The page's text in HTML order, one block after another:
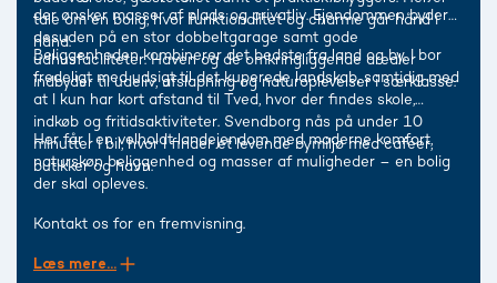
tale om en bolig, hvor funktionalitet og charme går hånd i
hånd.
der ønsker masser af plads og privatliv. Ejendommen byder
desuden på en stor dobbeltgarage samt gode
udhusfaciliteter. Haven og de omkringliggende arealer
indbyder til udeliv, afslapning og naturoplevelser i særklasse.
Beliggenheden kombinerer det bedste fra land og by. I bor
fredeligt med udsigt til det kuperede landskab, samtidig med
at I kun har kort afstand til Tved, hvor der findes skole,
indkøb og fritidsaktiviteter. Svendborg nås på under 10
minutter i bil, hvor I finder et levende bymiljø med caféer,
butikker og havn.
Her får I en velholdt landejendom med moderne komfort,
naturskøn beliggenhed og masser af muligheder – en bolig
der skal opleves.
Kontakt os for en fremvisning.
Læs mere...